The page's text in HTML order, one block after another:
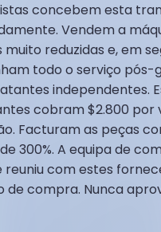
concebem esta
Vendem a
reduzidas e, em
todo o serviço pós-
independentes.
cobram $2.800 por
Facturam as peças
300%. A equipa de
reuniu com estes
de compra. Nunca